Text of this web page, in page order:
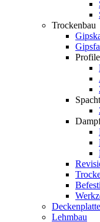
Trockenbau
Lehmbau